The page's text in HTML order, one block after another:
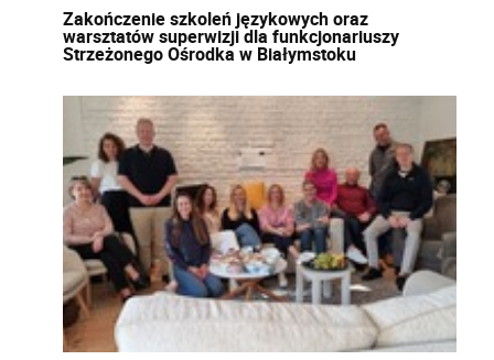
Zakończenie szkoleń językowych oraz
warsztatów superwizji dla funkcjonariuszy
Strzeżonego Ośrodka w Białymstoku